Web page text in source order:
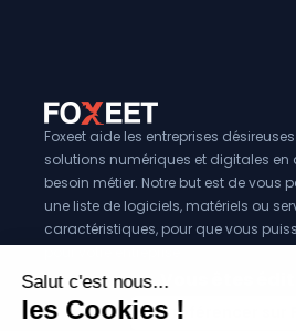
Foxeet aide les entreprises
solutions numériques et digitales
besoin métier. Notre but est de vous
une liste de logiciels, matériels ou
caractéristiques, pour que vous
Vous êtes
Se référencer sur